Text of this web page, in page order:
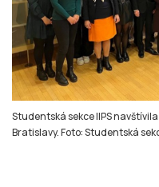
Studentská sekce IIPS
Bratislavy. Foto: Studentská